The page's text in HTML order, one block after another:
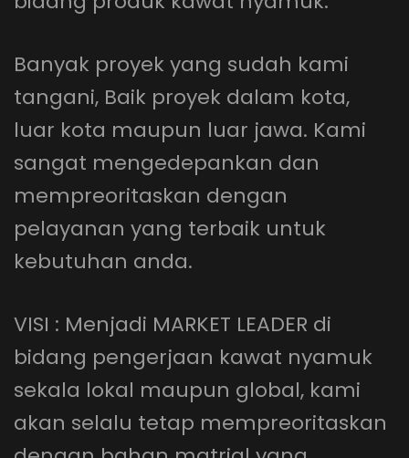
Banyak proyek yang sudah kami
tangani, Baik proyek dalam kota,
luar kota maupun luar jawa. Kami
sangat mengedepankan dan
mempreoritaskan dengan
pelayanan yang terbaik untuk
kebutuhan anda.
VISI : Menjadi MARKET LEADER di
bidang pengerjaan kawat nyamuk
sekala lokal maupun global, kami
akan selalu tetap mempreoritaskan